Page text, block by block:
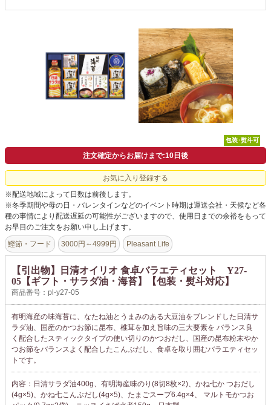
ドメイン指定受信について
無料サンプル・資料請求
お問合せ
包装･熨斗可
注文確定からお届けまで:10日後
お気に入り登録する
※配送地域によって日数は前後します。
※冬季期間や母の日・バレンタインなどのイベント時期は運送会社・天候など各
種の事情により配送遅延の可能性がございますので、使用日までの余裕をもって
お早目のご注文をお願い申し上げます。
鰹節・フード 3000円～4999円 Pleasant Life
【引出物】日清オイリオ 食卓バラエティセット Y27-
05【ギフト・サラダ油・海苔】【包装・熨斗対応】
商品番号：pl-y27-05
有明海産の味海苔に、なたね油とうまみのある大豆油をブレンドした日清サ
ラダ油、国産のかつお節に昆布、椎茸を加え旨味の三大要素を バランス良
く配合したスティックタイプの使い切りのかつおだし、国産の昆布粉末やか
つお節をバランスよく配合したこんぶだし、食卓を取り囲むバラエティセッ
トです。
内容：日清サラダ油400g、有明海産味のり(8切8枚×2)、かね七か つおだし
(4g×5)、かね七こんぶだし(4g×5)、たまごスープ6.4g×4、 マルトモかつお